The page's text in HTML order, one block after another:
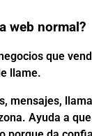
web normal?
que
llame.
mensajes,
Ayuda a